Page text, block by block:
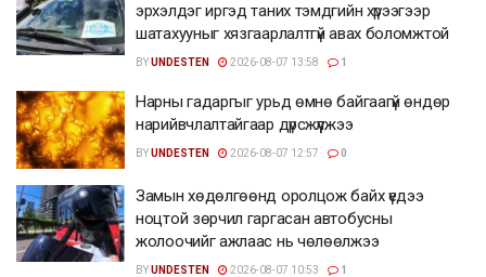
эрхэлдэг иргэд таних тэмдгийн хүрээгээр
шатахууныг хязгаарлалтгүй авах боломжтой
BYUNDESTEN 2026-08-07 13:58 1
Нарны гадаргыг урьд өмнө байгаагүй өндөр
нарийвчлалтайгаар дүрсжүүлжээ
BYUNDESTEN 2026-08-07 12:57 0
Замын хөдөлгөөнд оролцож байх үедээ
ноцтой зөрчил гаргасан автобусны
жолоочийг ажлаас нь чөлөөлжээ
BYUNDESTEN 2026-08-07 10:53 1